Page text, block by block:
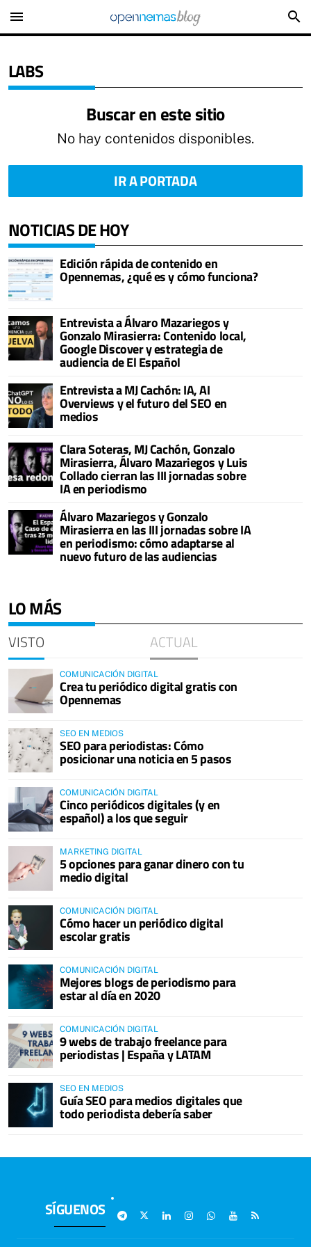
menu search
LABS
Buscar en este sitio
No hay contenidos disponibles.
IR A PORTADA
NOTICIAS DE HOY
Edición rápida de contenido en
Opennemas, ¿qué es y cómo funciona?
Entrevista a Álvaro Mazariegos y
Gonzalo Mirasierra: Contenido local,
Google Discover y estrategia de
audiencia de El Español
Entrevista a MJ Cachón: IA, AI
Overviews y el futuro del SEO en
medios
Clara Soteras, MJ Cachón, Gonzalo
Mirasierra, Álvaro Mazariegos y Luis
Collado cierran las III jornadas sobre
IA en periodismo
Álvaro Mazariegos y Gonzalo
Mirasierra en las III jornadas sobre IA
en periodismo: cómo adaptarse al
nuevo futuro de las audiencias
LO MÁS
VISTO ACTUAL
COMUNICACIÓN DIGITAL
Crea tu periódico digital gratis con
Opennemas
SEO EN MEDIOS
SEO para periodistas: Cómo
posicionar una noticia en 5 pasos
COMUNICACIÓN DIGITAL
Cinco periódicos digitales (y en
español) a los que seguir
MARKETING DIGITAL
5 opciones para ganar dinero con tu
medio digital
COMUNICACIÓN DIGITAL
Cómo hacer un periódico digital
escolar gratis
COMUNICACIÓN DIGITAL
Mejores blogs de periodismo para
estar al día en 2020
COMUNICACIÓN DIGITAL
9 webs de trabajo freelance para
periodistas | España y LATAM
SEO EN MEDIOS
Guía SEO para medios digitales que
todo periodista debería saber
SÍGUENOS